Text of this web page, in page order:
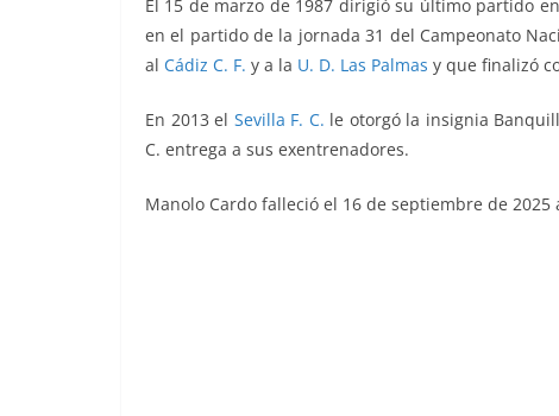
El 15 de marzo de 1987 dirigió su último partido
en el partido de la jornada 31 del Campeonato
al Cádiz C. F. y a la U. D. Las Palmas y que finalizó
En 2013 el Sevilla F. C. le otorgó la insignia
C. entrega a sus exentrenadores.
Manolo Cardo falleció el 16 de septiembre de 2025